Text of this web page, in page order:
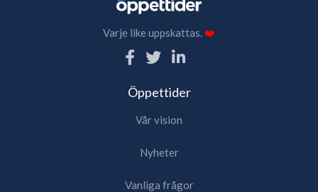
Varje like uppskattas.❤️
Öppettider
Vår vision
Nyheter
Vanliga frågor